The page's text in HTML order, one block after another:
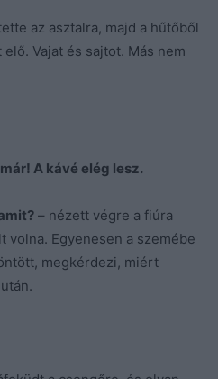
az asztalra, majd a hűtőből
Vajat és sajtot. Más nem
A kávé elég lesz.
– nézett végre a fiúra
volna. Egyenesen a szemébe
megkérdezi, miért